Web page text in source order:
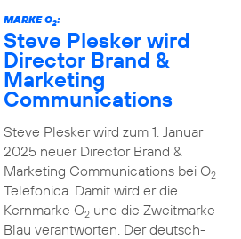
MARKE O2:
Steve Plesker wird
Director Brand &
Marketing
Communications
Steve Plesker wird zum 1. Januar
2025 neuer Director Brand &
Marketing Communications bei O2
Telefonica. Damit wird er die
Kernmarke O2und die Zweitmarke
Blau verantworten. Der deutsch-